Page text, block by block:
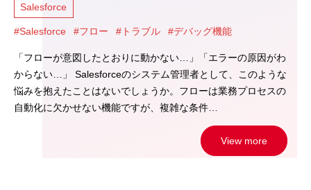
Salesforce
#Salesforce #フロー #トラブル #デバッグ機能
「フローが意図したとおりに動かない…」「エラーの原因がわ
からない…」 Salesforceのシステム管理者として、このような
悩みを抱えたことはないでしょうか。フローは業務プロセスの
自動化に欠かせない機能ですが、複雑な条件…
View more